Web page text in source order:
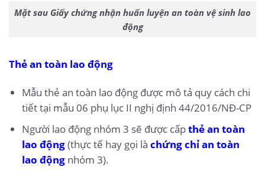
Mặt sau Giấy chứng nhận huấn luyện an toàn vệ sinh lao
động
Thẻ an toàn lao động
Mẫu thẻ an toàn lao động được mô tả quy cách chi
tiết tại mẫu 06 phụ lục II nghị định 44/2016/NĐ-CP
Người lao động nhóm 3 sẽ được cấpthẻ an toàn
lao động(thực tế hay gọi là chứng chỉ an toàn
lao động nhóm 3).